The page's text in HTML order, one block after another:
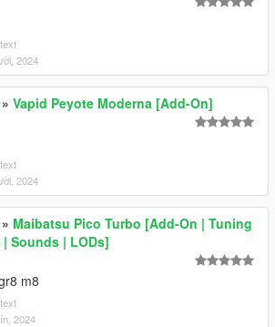
2024
» Vapid Peyote Moderna [Add-On]
2024
» Maibatsu Pico Turbo [Add-On | Tuning
Sounds | LODs]
m8
2024